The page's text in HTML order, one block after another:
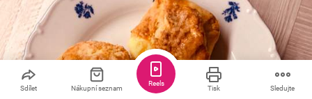
Sdílet Nákupní seznam Tisk Sledujte
Reels